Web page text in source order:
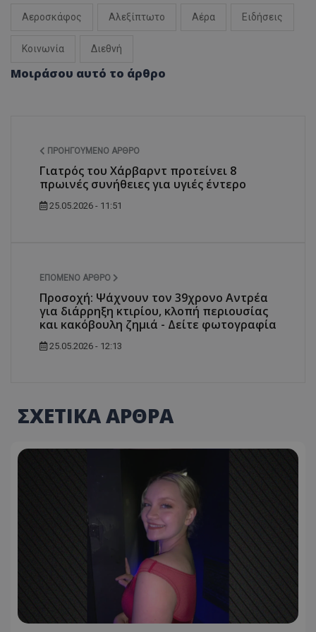
Αεροσκάφος Αλεξίπτωτο Αέρα Ειδήσεις
Κοινωνία Διεθνή
Μοιράσου αυτό το άρθρο
ΠΡΟΗΓΟΎΜΕΝΟ ΆΡΘΡΟ
Γιατρός του Χάρβαρντ προτείνει 8
πρωινές συνήθειες για υγιές έντερο
25.05.2026 - 11:51
ΕΠΌΜΕΝΟ ΆΡΘΡΟ
Προσοχή: Ψάχνουν τον 39χρονο Αντρέα
για διάρρηξη κτιρίου, κλοπή περιουσίας
και κακόβουλη ζημιά - Δείτε φωτογραφία
25.05.2026 - 12:13
ΣΧΕΤΙΚΑ ΑΡΘΡΑ